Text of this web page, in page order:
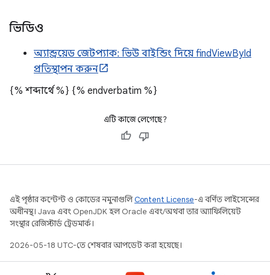
ভিডিও
অ্যান্ড্রয়েড জেটপ্যাক: ভিউ বাইন্ডিং দিয়ে findViewById
প্রতিস্থাপন করুন
{% শব্দার্থে %} {% endverbatim %}
এটি কাজে লেগেছে?
এই পৃষ্ঠার কন্টেন্ট ও কোডের নমুনাগুলিContent License-এ বর্ণিত লাইসেন্সের
অধীনস্থ। Java এবং OpenJDK হল Oracle এবং/অথবা তার অ্যাফিলিয়েট
সংস্থার রেজিস্টার্ড ট্রেডমার্ক।
2026-05-18 UTC-তে শেষবার আপডেট করা হয়েছে।